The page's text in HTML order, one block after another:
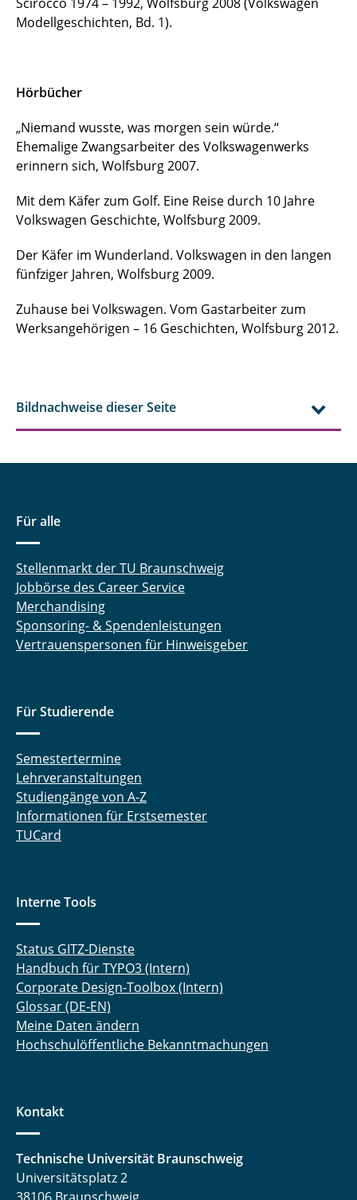
Modellgeschichten, Bd. 1).
Hörbücher
„Niemand wusste, was morgen sein würde.“
Ehemalige Zwangsarbeiter des Volkswagenwerks
erinnern sich, Wolfsburg 2007.
Mit dem Käfer zum Golf. Eine Reise durch 10 Jahre
Volkswagen Geschichte, Wolfsburg 2009.
Der Käfer im Wunderland. Volkswagen in den langen
fünfziger Jahren, Wolfsburg 2009.
Zuhause bei Volkswagen. Vom Gastarbeiter zum
Werksangehörigen – 16 Geschichten, Wolfsburg 2012.
Bildnachweise dieser Seite
Für alle
Stellenmarkt der TU Braunschweig
Jobbörse des Career Service
Merchandising
Sponsoring- & Spendenleistungen
Vertrauenspersonen für Hinweisgeber
Für Studierende
Semestertermine
Lehrveranstaltungen
Studiengänge von A-Z
Informationen für Erstsemester
TUCard
Interne Tools
Status GITZ-Dienste
Handbuch für TYPO3 (Intern)
Corporate Design-Toolbox (Intern)
Glossar (DE-EN)
Meine Daten ändern
Hochschulöffentliche Bekanntmachungen
Kontakt
Technische Universität Braunschweig
Universitätsplatz 2